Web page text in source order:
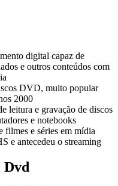
digital capaz de
e outros conteúdos com
DVD, muito popular
2000
leitura e gravação de discos
e notebooks
filmes e séries em mídia
e antecedeu o streaming
Dvd